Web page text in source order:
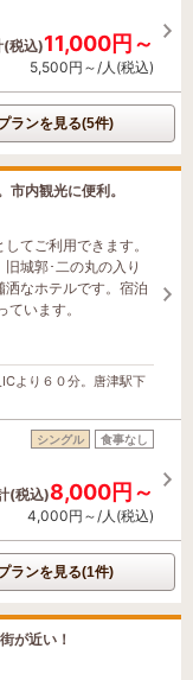
(税込)11,000円～
5,500円～/人(税込)
ランを見る(5件)
内観光に便利。
てご利用できます。
城郭･二の丸の入り
なホテルです。宿泊
います。
より６０分。唐津駅下
シングル 食事なし
(税込)8,000円～
4,000円～/人(税込)
ランを見る(1件)
が近い！